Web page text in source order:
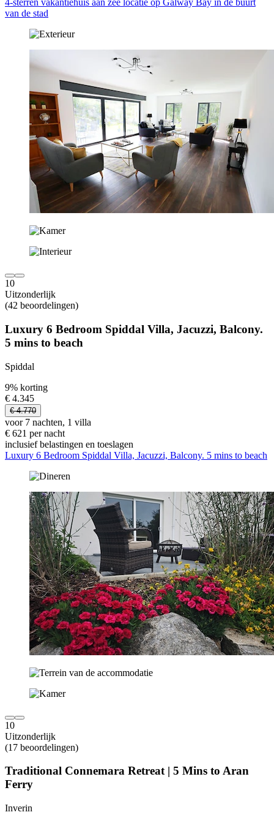
4-sterren vakantiehuis aan zee locatie op Galway Bay in de buurt
van de stad
10
Uitzonderlijk
(42 beoordelingen)
Luxury 6 Bedroom Spiddal Villa, Jacuzzi, Balcony.
5 mins to beach
Spiddal
9% korting
€ 4.345
€ 4.770
voor 7 nachten, 1 villa
€ 621 per nacht
inclusief belastingen en toeslagen
Luxury 6 Bedroom Spiddal Villa, Jacuzzi, Balcony. 5 mins to beach
10
Uitzonderlijk
(17 beoordelingen)
Traditional Connemara Retreat | 5 Mins to Aran
Ferry
Inverin